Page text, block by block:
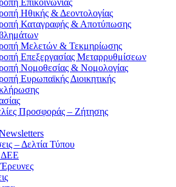
Επικοινωνίας
Ηθικής & Δεοντολογίας
Καταγραφής & Αποτύπωσης
Μελετών & Τεκμηρίωσης
Επεξεργασίας Μεταρρυθμίσεων
Νομοθεσίας & Νομολογίας
Ευρωπαϊκής Διοικητικής
Προσφοράς – Ζήτησης
– Δελτία Τύπου
ΔΕΕ